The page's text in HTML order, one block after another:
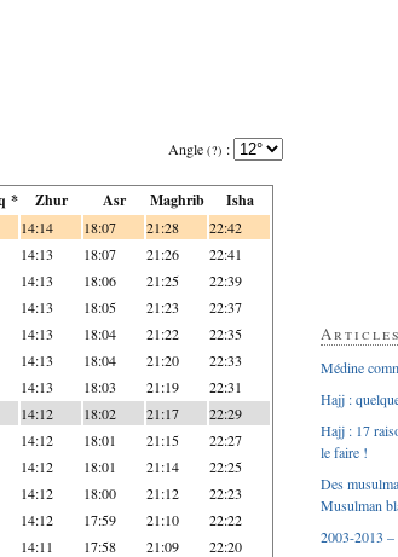
Angle (?) :
* Zhur Asr Maghrib Isha
14:14 18:07 21:28 22:42
14:13 18:07 21:26 22:41
14:13 18:06 21:25 22:39
14:13 18:05 21:23 22:37
14:13 18:04 21:22 22:35
14:13 18:04 21:20 22:33
14:13 18:03 21:19 22:31
14:12 18:02 21:17 22:29
14:12 18:01 21:15 22:27
14:12 18:01 21:14 22:25
14:12 18:00 21:12 22:23
14:12 17:59 21:10 22:22
14:11 17:58 21:09 22:20
Médine
Hajj :
Hajj : 17
le faire !
Des
Musulman
2003-2013 –